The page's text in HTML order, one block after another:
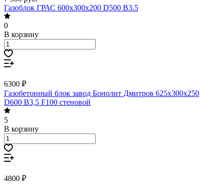
Газоблок ГРАС 600х300х200 D500 В3.5
0
В корзину
6300 ₽
Газобетонный блок завод Бонолит Дмитров 625х300х250
D600 В3,5 F100 стеновой
5
В корзину
4800 ₽